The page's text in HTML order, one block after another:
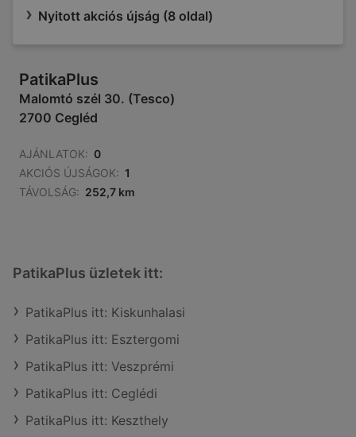
Nyitott akciós újság (8 oldal)
PatikaPlus
Malomtó szél 30. (Tesco)
2700 Cegléd
AJÁNLATOK: 0
AKCIÓS ÚJSÁGOK: 1
TÁVOLSÁG: 252,7 km
PatikaPlus üzletek itt:
PatikaPlus itt: Kiskunhalasi
PatikaPlus itt: Esztergomi
PatikaPlus itt: Veszprémi
PatikaPlus itt: Ceglédi
PatikaPlus itt: Keszthely